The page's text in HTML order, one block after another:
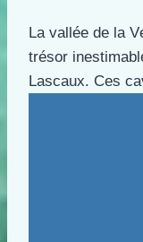
La vallée de la
trésor
Lascaux. Ces